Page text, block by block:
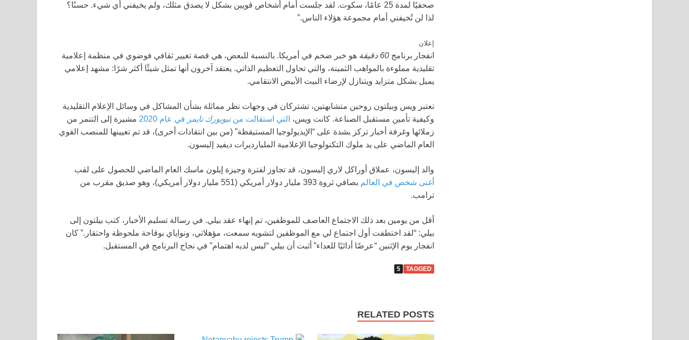
صحفيًا لمدة 25 عامًا، سكوت. لقد جلست أمام أشخاص قويين بشكل لا يصدق مثلك، ولم يخيفني أي شيء. حسنًا؟
لذا لن تُخيفني أمام مجموعة هؤلاء الناس.”
إعلان
انفجار برنامج 60 دقيقة
هو خبر ضخم في أمريكا. بالنسبة للبعض، هي قصة تغيير ثقافي فوضوي في منظمة إعلامية
تقليدية مملوءة بالمواهب الثمينة، والتي تحاول التعظيم الذاتي. يعتقد آخرون أنها تمثل شيئًا أكثر شرًا: مشهد إعلامي
يميل بشكل متزايد ويتنازل لإرضاء البيت الأبيض الانتقامي.
تعتبر ويس وبيلتون روحين متشابهتين، تشتركان في وجهات نظر مماثلة بشأن المشاكل في وسائل الإعلام التقليدية
وكيفية تأمين مستقبل الصناعة. كانت ويس، التي استقالت مننيويورك تايمز في عام 2020
مشيرة إلى التنمر من
زملائها وغرفة أخبار تركز بشدة على “الإيديولوجيا المستيقظة” (من بين انتقادات أخرى)، قد تم تعيينها للمنصب القوي
العام الماضي على يد ملوك التكنولوجيا الإعلامية المليارديرات ديفيد إليسون.
والد إليسون، عملاق أوراكل لاري إليسون، قد تجاوز لفترة وجيزة إيلون ماسك العام الماضي للحصول على لقب
أغنى شخص في العالم
بصافي ثروة 393 مليار دولار أمريكي (551 مليار دولار أمريكي)، وهو صديق مقرب من
ترامب.
أقل من يومين بعد ذلك الاجتماع العاصف للموظفين، تم إنهاء عقد بيلي. في رسالة تسليم الأخبار، كتب بيلتون إلى
بيلي: “لقد اختطفت أول اجتماع لي مع الموظفين لتشويه سمعت، مؤهلاتي، ونواياي بوقاحة ملحوظة واحتقار.” كان
انفجار يوم الإثنين “عرضًا أدائيًا للعداء” أثبت أن بيلي “ليس لديه اهتمام” في نجاح البرنامج في المستقبل.
TAGGED
5
RELATED POSTS